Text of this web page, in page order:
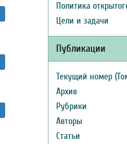
Политика
Цели и задачи
Публикации
Текущий номер
Архив
Рубрики
Авторы
Статьи